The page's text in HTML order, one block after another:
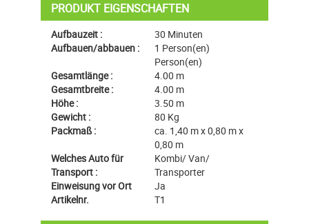
PRODUKT EIGENSCHAFTEN
Aufbauzeit :
30 Minuten
Aufbauen/abbauen :
1 Person(en)
Person(en)
Gesamtlänge :
4.00 m
Gesamtbreite :
4.00 m
Höhe :
3.50 m
Gewicht :
80 Kg
Packmaß :
ca. 1,40 m x 0,80 m x
0,80 m
Welches Auto für
Transport :
Kombi/ Van/
Transporter
Einweisung vor Ort
Ja
Artikelnr.
T1